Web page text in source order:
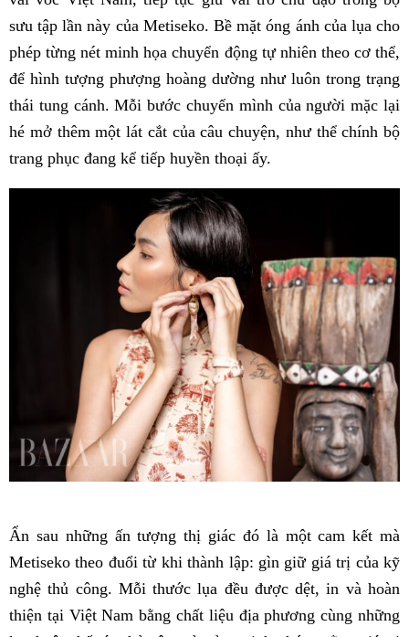
sưu tập lần này của Metiseko. ​​Bề mặt óng ánh của lụa cho
phép từng nét minh họa chuyển động tự nhiên theo cơ thể,
để hình tượng phượng hoàng dường như luôn trong trạng
thái tung cánh. Mỗi bước chuyển mình của người mặc lại
hé mở thêm một lát cắt của câu chuyện, như thể chính bộ
trang phục đang kể tiếp huyền thoại ấy.
Ẩn sau những ấn tượng thị giác đó là một cam kết mà
Metiseko theo đuổi từ khi thành lập: gìn giữ giá trị của kỹ
nghệ thủ công. Mỗi thước lụa đều được dệt, in và hoàn
thiện tại Việt Nam bằng chất liệu địa phương cùng những